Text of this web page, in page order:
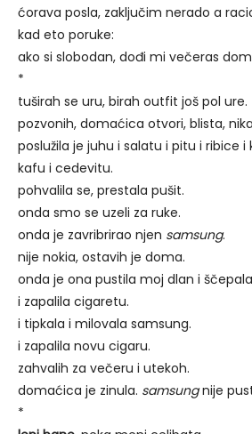
ćorava posla, zaključim nerado a
kad eto poruke:
ako si slobodan, dođi mi večeras
*
tuširah se uru, birah outfit još pol ure.
pozvonih, domaćica otvori, blista,
poslužila je juhu i salatu i pitu i ribice i
kafu i cedevitu.
pohvalila se, prestala pušit.
onda smo se uzeli za ruke.
onda je zavribrirao njen samsung.
nije nokia, ostavih je doma.
onda je ona pustila moj dlan i
i zapalila cigaretu.
i tipkala i milovala samsung.
i zapalila novu cigaru.
zahvalih za večeru i utekoh.
domaćica je zinula. samsungnije
*